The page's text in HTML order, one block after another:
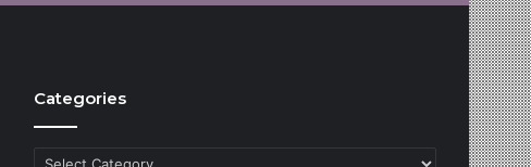
Categories
Categories